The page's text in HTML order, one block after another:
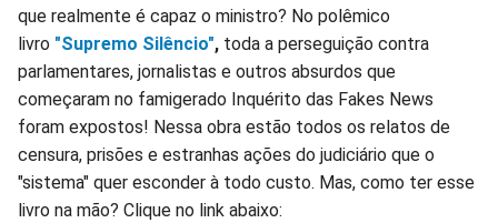
que realmente é capaz o ministro? No polêmico
livro "Supremo Silêncio", toda a perseguição contra
parlamentares, jornalistas e outros absurdos que
começaram no famigerado Inquérito das Fakes News
foram expostos! Nessa obra estão todos os relatos de
censura, prisões e estranhas ações do judiciário que o
"sistema" quer esconder à todo custo. Mas, como ter esse
livro na mão? Clique no link abaixo: